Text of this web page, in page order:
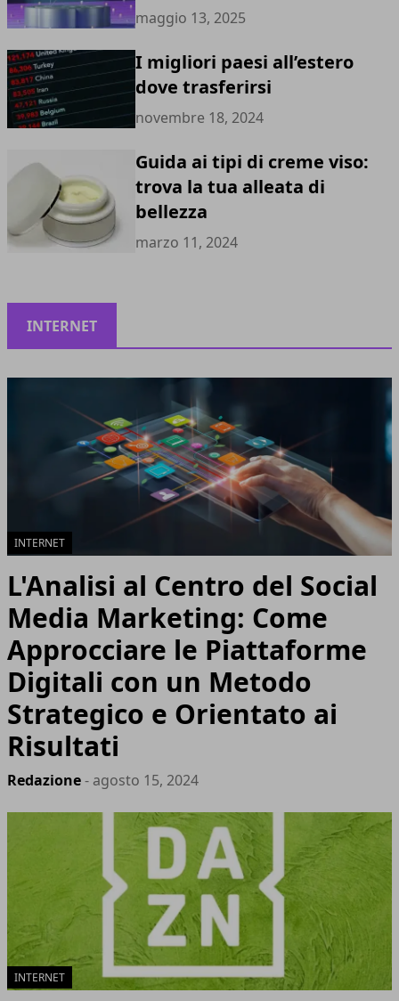
maggio 13, 2025
I migliori paesi all’estero
dove trasferirsi
novembre 18, 2024
Guida ai tipi di creme viso:
trova la tua alleata di
bellezza
marzo 11, 2024
INTERNET
INTERNET
L'Analisi al Centro del Social
Media Marketing: Come
Approcciare le Piattaforme
Digitali con un Metodo
Strategico e Orientato ai
Risultati
Redazione- agosto 15, 2024
INTERNET